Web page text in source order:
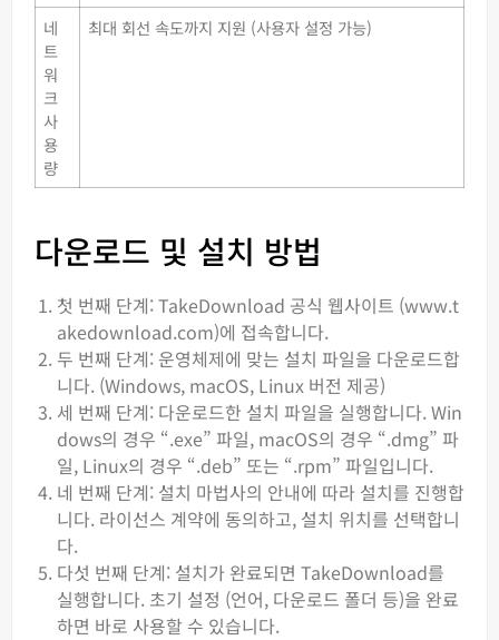
네
트
워
크
사
용
량
최대 회선 속도까지 지원 (사용자 설정 가능)
다운로드 및 설치 방법
첫 번째 단계: TakeDownload 공식 웹사이트 (www.t
akedownload.com)에 접속합니다.
두 번째 단계: 운영체제에 맞는 설치 파일을 다운로드합
니다. (Windows, macOS, Linux 버전 제공)
세 번째 단계: 다운로드한 설치 파일을 실행합니다. Win
dows의 경우 “.exe” 파일, macOS의 경우 “.dmg” 파
일, Linux의 경우 “.deb” 또는 “.rpm” 파일입니다.
네 번째 단계: 설치 마법사의 안내에 따라 설치를 진행합
니다. 라이선스 계약에 동의하고, 설치 위치를 선택합니
다.
다섯 번째 단계: 설치가 완료되면 TakeDownload를
실행합니다. 초기 설정 (언어, 다운로드 폴더 등)을 완료
하면 바로 사용할 수 있습니다.